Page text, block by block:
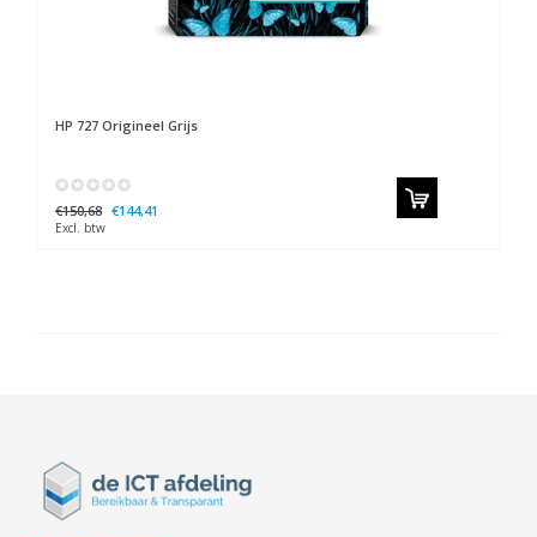
HP 727 Origineel Grijs
€150,68 €144,41
Excl. btw